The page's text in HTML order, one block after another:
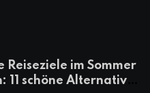
Reiseziele im Sommer
11 schöne Alternativen